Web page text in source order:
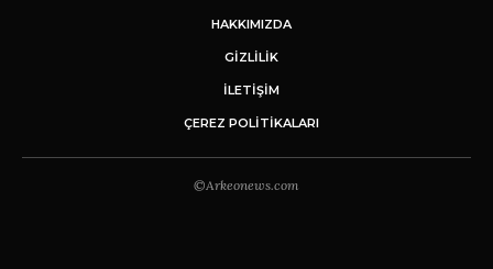
HAKKIMIZDA
GİZLİLİK
İLETIŞIM
ÇEREZ POLITIKALARI
©Arkeonews.com